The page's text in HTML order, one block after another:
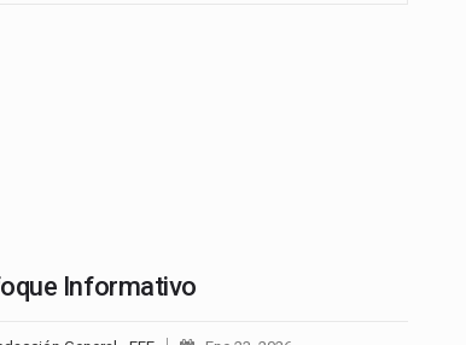
Informativo